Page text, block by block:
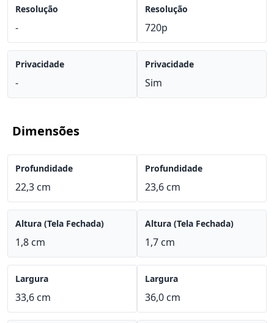
Resolução
-
Privacidade
-
Resolução
720p
Privacidade
Sim
Dimensões
Profundidade
22,3 cm
Altura (Tela Fechada)
1,8 cm
Largura
33,6 cm
Profundidade
23,6 cm
Altura (Tela Fechada)
1,7 cm
Largura
36,0 cm